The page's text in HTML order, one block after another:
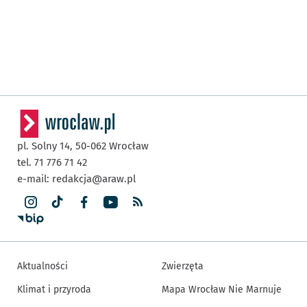
pl. Solny 14, 50-062 Wrocław
tel. 71 776 71 42
e-mail: redakcja@araw.pl
Aktualności
Klimat i przyroda
Zwierzęta
Mapa Wrocław Nie Marnuje